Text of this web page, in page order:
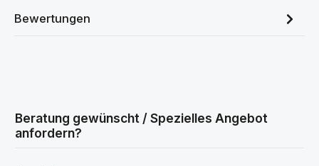
Bewertungen
Beratung gewünscht / Spezielles Angebot
anfordern?